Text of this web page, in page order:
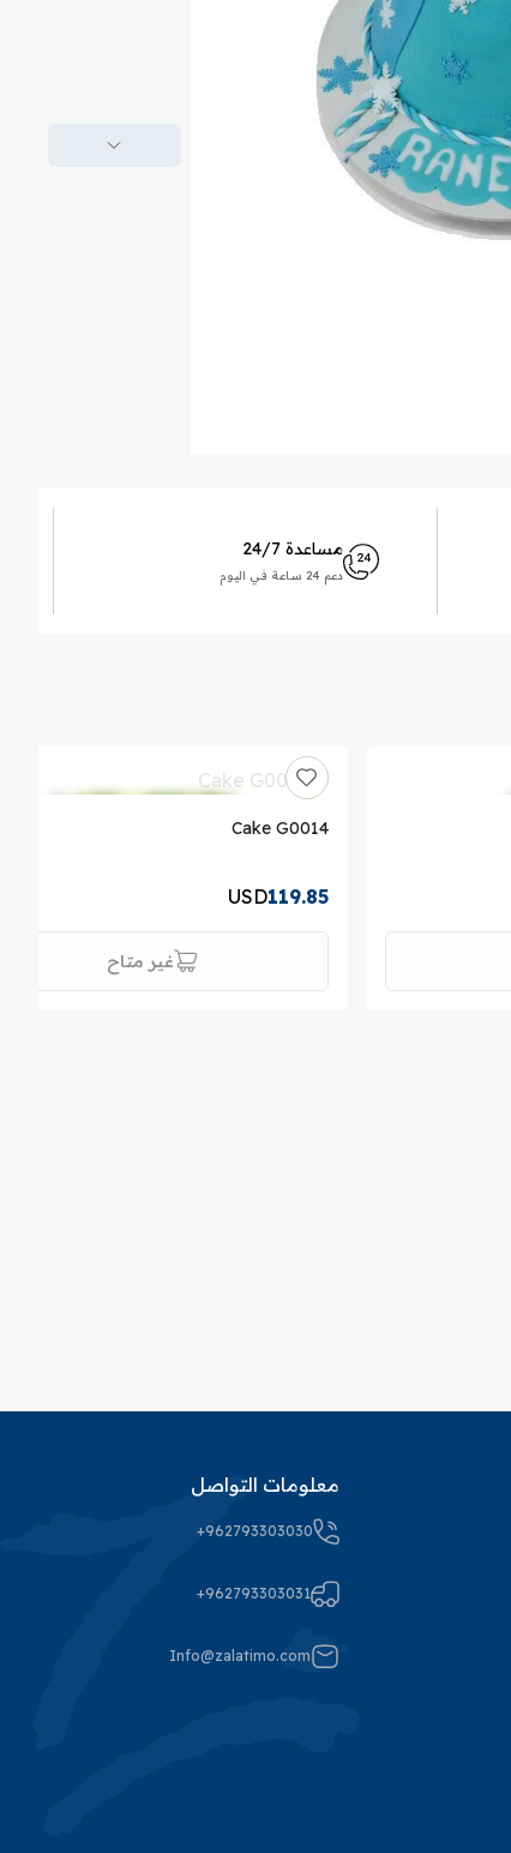
مساعدة 24/7
دعم 24 ساعة في اليوم
Cake G0014
119.85
USD
غير متاح
معلومات التواصل
+962793303030
+962793303031
Info@zalatimo.com